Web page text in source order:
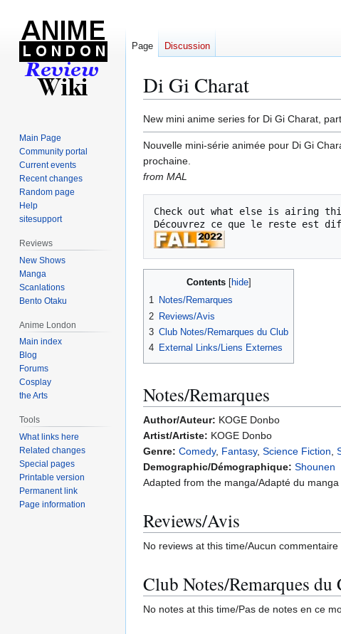
Di Gi Charat
Jump
to
navigation
Jump
to
search
New mini anime series for Di Gi Charat,
Nouvelle mini-série animée pour Di Gi
prochaine.
from MAL
Check out what else is airing
Découvrez ce que le reste est
Contents
1 Notes/Remarques
2 Reviews/Avis
3 Club Notes/Remarques du Club
4 External Links/Liens Externes
Notes/Remarques
Author/Auteur: KOGE Donbo
Artist/Artiste: KOGE Donbo
Genre: Comedy, Fantasy, Science Fiction
Demographic/Démographique: Shounen
Adapted from the manga/Adapté du manga
Reviews/Avis
No reviews at this time/Aucun
Club Notes/Remarques du
No notes at this time/Pas de notes en ce
Page Discussion
Main Page
Community portal
Current events
Recent changes
Random page
Help
sitesupport
Reviews
New Shows
Manga
Scanlations
Bento Otaku
Anime London
Main index
Blog
Forums
Cosplay
the Arts
Tools
What links here
Related changes
Special pages
Printable version
Permanent link
Page information